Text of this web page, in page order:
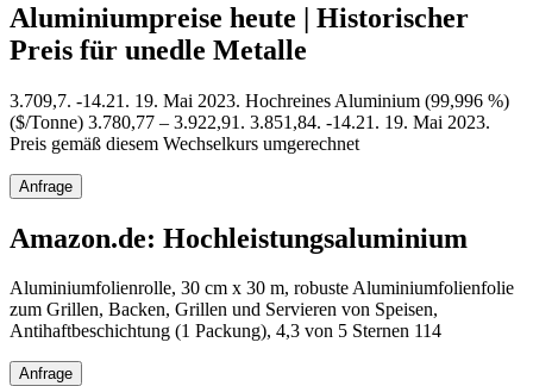
Aluminiumpreise heute | Historischer
Preis für unedle Metalle
3.709,7. -14.21. 19. Mai 2023. Hochreines Aluminium (99,996 %)
($/Tonne) 3.780,77 – 3.922,91. 3.851,84. -14.21. 19. Mai 2023.
Preis gemäß diesem Wechselkurs umgerechnet
Anfrage
Amazon.de: Hochleistungsaluminium
Aluminiumfolienrolle, 30 cm x 30 m, robuste Aluminiumfolienfolie
zum Grillen, Backen, Grillen und Servieren von Speisen,
Antihaftbeschichtung (1 Packung), 4,3 von 5 Sternen 114
Anfrage